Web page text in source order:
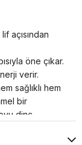
açısından
öne çıkar.
verir.
sağlıklı hem
bir
dinç